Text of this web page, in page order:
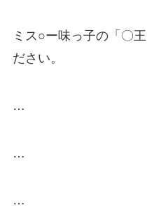
ミス○ー味っ子の「〇
ださい。
…
…
…